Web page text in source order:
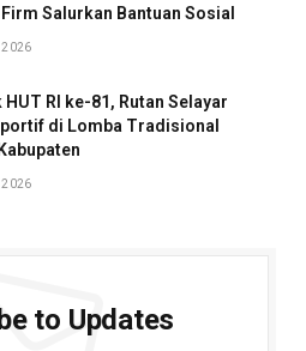
Firm Salurkan Bantuan Sosial
2026
RI ke-81, Rutan Selayar
di Lomba Tradisional
2026
to Updates